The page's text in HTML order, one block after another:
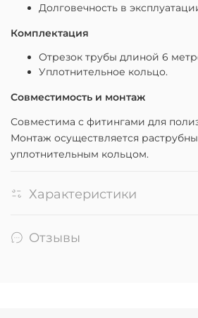
Долговечность в
Комплектация
Отрезок трубы длиной 6
Уплотнительное кольцо.
Совместимость и монтаж
Совместима с фитингами для
Монтаж осуществляется
уплотнительным кольцом.
Характеристики
Отзывы